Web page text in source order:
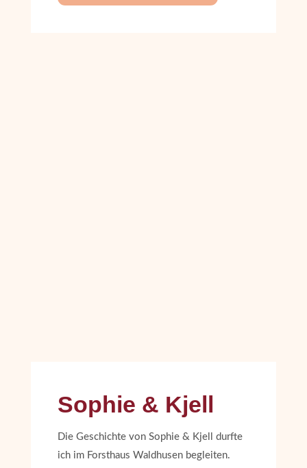
Sophie & Kjell
Die Geschichte von Sophie & Kjell durfte
ich im Forsthaus Waldhusen begleiten.